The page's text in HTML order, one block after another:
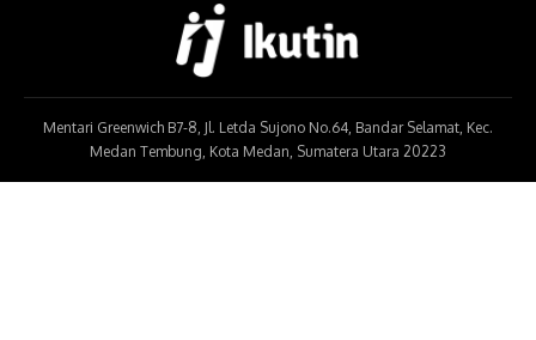
Mentari Greenwich B7-8, Jl. Letda Sujono No.64, Bandar Selamat, Kec.
Medan Tembung, Kota Medan, Sumatera Utara 20223